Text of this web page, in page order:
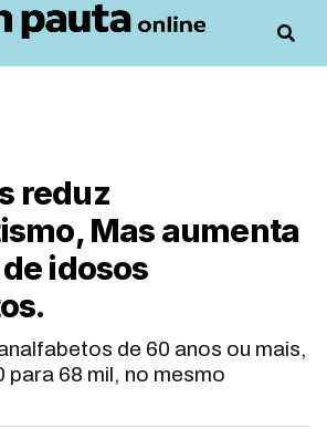
reduz
Mas aumenta
idosos
de 60 anos ou mais,
para 68 mil, no mesmo